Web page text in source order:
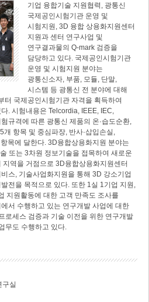
기업 융합기술 지원협력, 광통신
국제공인시험기관 운영 및
시험지원, 3D 융합 상용화지원센터
지원과 센터 연구사업 및
연구결과물의 Q-mark 검증을
담당하고 있다. 국제공인시험기관
운영 및 시험지원 분야는
광통신소자, 부품, 모듈, 단말,
시스템 등 광통신 전 분야에 대해
터 국제공인시험기관 자격을 획득하여
. 시험내용은 Telcordia, IEEE, IEC,
규격에 따른 광통신 제품의 온·습도순환,
항목 및 중심파장, 반사·삽입손실,
목에 달한다. 3D융합상용화지원 분야는
또는 3차원 정보기술을 접목하여 새로운
역을 거점으로 3D융합상용화지원센터
스, 기술사업화지원을 통해 3D 강소기업
전을 목적으로 있다. 또한 1실 1기업 지원,
지원활동에 대한 고객 만족도 조사를
서 수행하고 있는 연구개발 사업에 대한
로세스 검증과 기술 이전을 위한 연구개발
무도 수행하고 있다.
구실